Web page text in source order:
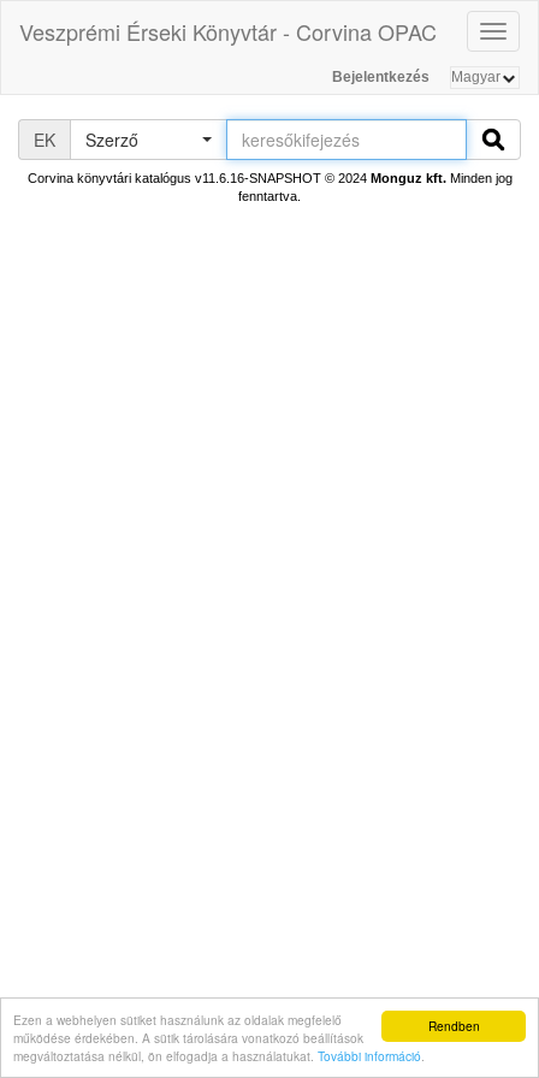
Rendben
Ezen a webhelyen sütiket használunk az oldalak megfelelő
működése érdekében. A sütik tárolására vonatkozó beállítások
megváltoztatása nélkül, ön elfogadja a használatukat. További információ.
Veszprémi Érseki Könyvtár - Corvina OPAC
Bejelentkezés
EK Szerző
Corvina könyvtári katalógus v11.6.16-SNAPSHOT© 2024 Monguz kft.Minden jog
fenntartva.